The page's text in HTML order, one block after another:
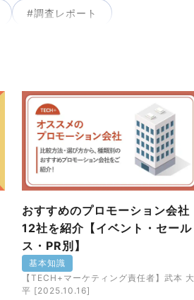
#調査レポート
おすすめのプロモーション会社
12社を紹介【イベント・セール
ス・PR別】
基本知識
【TECH+マーケティング責任者】武本 大
平 [2025.10.16]